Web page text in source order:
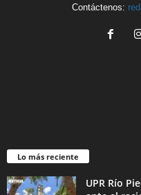
Contáctenos:
Lo más reciente
UPR Río